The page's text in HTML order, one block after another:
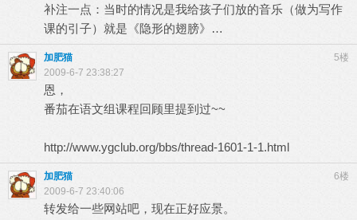
补注一点：当时的情况是我给孩子们放的音乐（做为写作
课的引子）就是《隐形的翅膀》…
5楼
加肥猫
2009-6-7 23:38:27
恩，
番茄在语文组课程回顾里提到过~~
http://www.ygclub.org/bbs/thread-1601-1-1.html
6楼
加肥猫
2009-6-7 23:40:06
转发给一些网站吧，现在正好应景。